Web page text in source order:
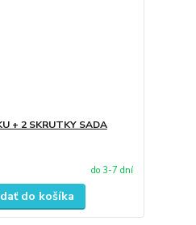
+ 2 SKRUTKY SADA
do 3-7 dní
do košíka